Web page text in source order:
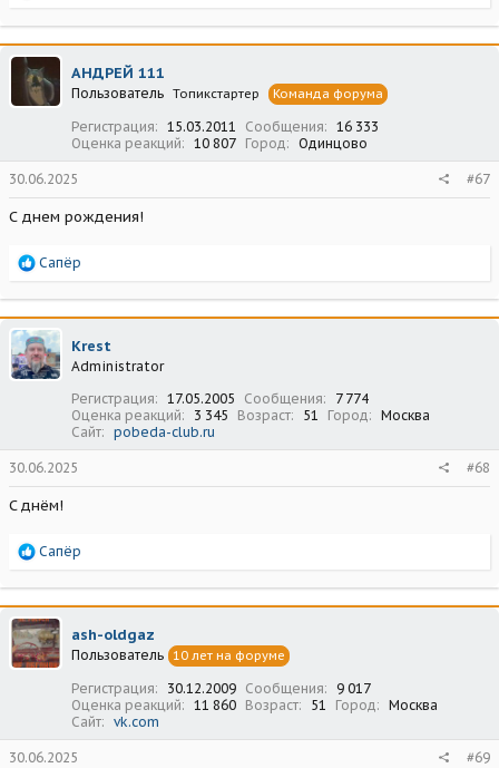
а
к
ц
и
и
АНДРЕЙ 111
Пользователь Топикстартер Команда форума
Регистрация 15.03.2011 Сообщения
16 333
Оценка реакций
10 807 Город Одинцово
30.06.2025 #67
С днем рождения!
Р
а
к
ц
и
и
Сапёр
Krest
Administrator
Регистрация
17.05.2005 Сообщения
7 774
Оценка реакций
3 345 Возраст 51 Город
Москва
Сайт
pobeda-club.ru
30.06.2025 #68
C днём!
Р
а
к
ц
и
и
Сапёр
ash-oldgaz
Пользователь 10 лет на форуме
Регистрация 30.12.2009 Сообщения
9 017
Оценка реакций
11 860 Возраст 51 Город
Москва
Сайт
vk.com
30.06.2025 #69